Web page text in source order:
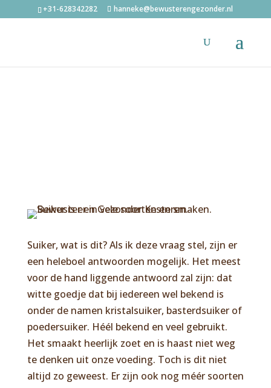
+31-628342282 hanneke@bewusterengezonder.nl
Suiker, wat is dit? Als ik deze vraag stel, zijn er
een heleboel antwoorden mogelijk. Het meest
voor de hand liggende antwoord zal zijn: dat
witte goedje dat bij iedereen wel bekend is
onder de namen kristalsuiker, basterdsuiker of
poedersuiker. Héél bekend en veel gebruikt.
Het smaakt heerlijk zoet en is haast niet weg
te denken uit onze voeding. Toch is dit niet
altijd zo geweest. Er zijn ook nog méér soorten